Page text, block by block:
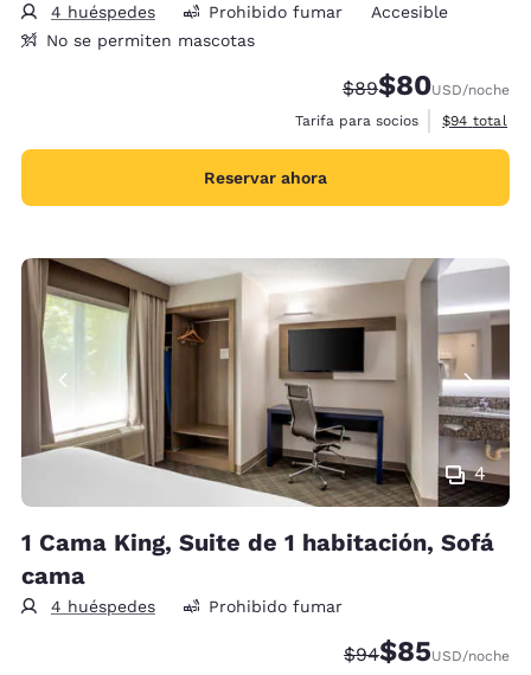
4 huéspedes Prohibido fumar
Accesible
No se permiten mascotas
Precio tachado:
$89Precio con
$80USD/noche
Tarifa para socios
Ver
$94 total
Reservar ahora
4
1 Cama King, Suite de 1 habitación, Sofá
cama
4 huéspedes Prohibido fumar
Precio tachado:
$94Precio con
$85USD/noche